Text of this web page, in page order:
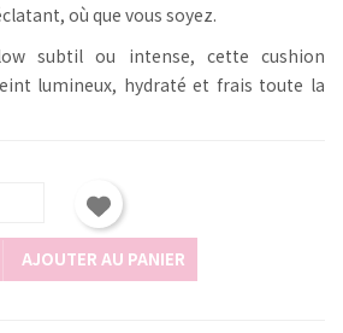
, où que vous soyez.
subtil ou intense, cette cushion
lumineux, hydraté et frais toute la
AJOUTER AU PANIER